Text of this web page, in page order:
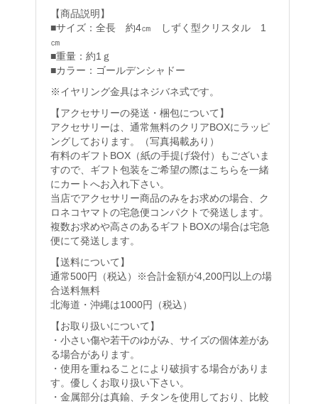
【商品説明】
■サイズ：全長 約4㎝ しずく型クリスタル 1
㎝
■重量：約1ｇ
■カラー：ゴールデンシャドー
※イヤリング金具はネジバネ式です。
【アクセサリーの発送・梱包について】
アクセサリーは、通常無料のクリアBOXにラッピ
ングしております。（写真掲載あり）
有料のギフトBOX（紙の手提げ袋付）もございま
すので、ギフト包装をご希望の際はこちらを一緒
にカートへお入れ下さい。
当店でアクセサリー商品のみをお求めの場合、ク
ロネコヤマトの宅急便コンパクトで発送します。
複数お求めや高さのあるギフトBOXの場合は宅急
便にて発送します。
【送料について】
通常500円（税込）※合計金額が4,200円以上の場
合送料無料
北海道・沖縄は1000円（税込）
【お取り扱いについて】
・小さい傷や若干のゆがみ、サイズの個体差があ
る場合があります。
・使用を重ねることにより破損する場合がありま
す。優しくお取り扱い下さい。
・金属部分は真鍮、チタンを使用しており、比較